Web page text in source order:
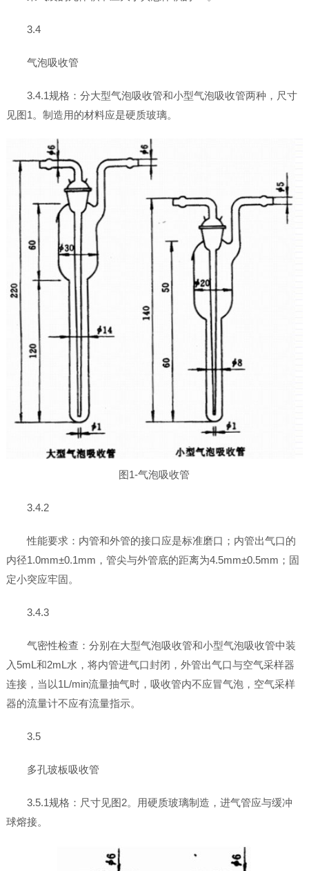
3.4
气泡吸收管
3.4.1规格：分大型气泡吸收管和小型气泡吸收管两种，尺寸
见图1。制造用的材料应是硬质玻璃。
图1-气泡吸收管
3.4.2
性能要求：内管和外管的接口应是标准磨口；内管出气口的
内径1.0mm±0.1mm，管尖与外管底的距离为4.5mm±0.5mm；固
定小突应牢固。
3.4.3
气密性检查：分别在大型气泡吸收管和小型气泡吸收管中装
入5mL和2mL水，将内管进气口封闭，外管出气口与空气采样器
连接，当以1L/min流量抽气时，吸收管内不应冒气泡，空气采样
器的流量计不应有流量指示。
3.5
多孔玻板吸收管
3.5.1规格：尺寸见图2。用硬质玻璃制造，进气管应与缓冲
球熔接。